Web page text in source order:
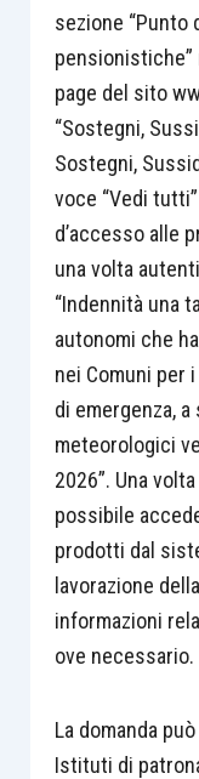
sezione “Punto
pensionistiche”
page del sito
“Sostegni,
Sostegni,
voce “Vedi
d’accesso alle
una volta
“Indennità una
autonomi che
nei Comuni per
di emergenza,
meteorologici
2026”. Una
possibile
prodotti dal
lavorazione
informazioni
ove necessario.
La domanda
Istituti di